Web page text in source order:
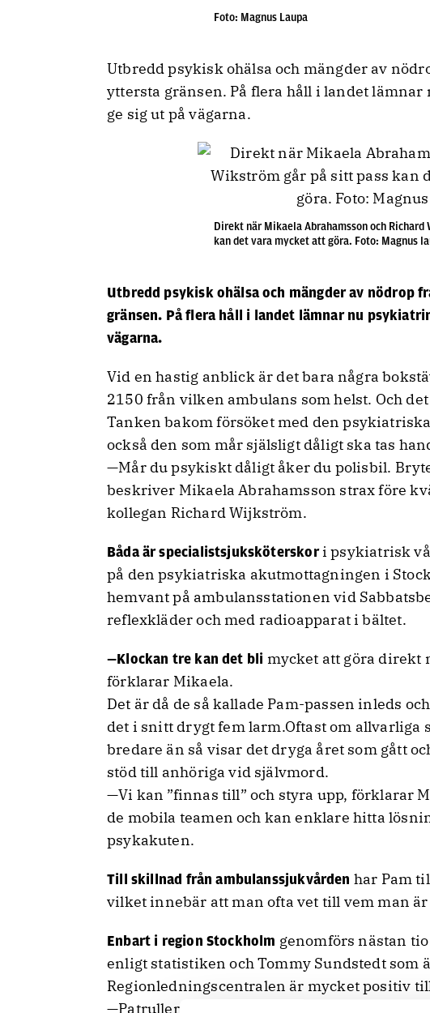
Foto: Magnus Laupa
Utbredd psykisk ohälsa och mängder av
yttersta gränsen. På flera håll i landet
ge sig ut på vägarna.
Direkt när Mikaela Abrahamsson och
kan det vara mycket att göra. Foto: Magnus
Utbredd psykisk ohälsa och mängder av nödrop
gränsen. På flera håll i landet lämnar nu
vägarna.
Vid en hastig anblick är det bara några
2150 från vilken ambulans som helst. Och
Tanken bakom försöket med den
också den som mår själsligt dåligt ska tas
—Mår du psykiskt dåligt åker du polisbil.
beskriver Mikaela Abrahamsson strax före
kollegan Richard Wijkström.
Båda är specialistsjuksköterskori psykiatrisk
på den psykiatriska akutmottagningen i
hemvant på ambulansstationen vid
reflexkläder och med radioapparat i bältet.
—Klockan tre kan det bli mycket att göra direkt
förklarar Mikaela.
Det är då de så kallade Pam-passen inleds
det i snitt drygt fem larm.Oftast om allvarliga
bredare än så visar det dryga året som gått
stöd till anhöriga vid självmord.
—Vi kan ”finnas till” och styra upp, förklarar
de mobila teamen och kan enklare hitta
psykakuten.
Till skillnad från ambulanssjukvården har Pam
vilket innebär att man ofta vet till vem man
Enbart i region Stockholm genomförs nästan
enligt statistiken och Tommy Sundstedt som
Regionledningscentralen är mycket positiv
—Patrullerna är jättenöjda med den här